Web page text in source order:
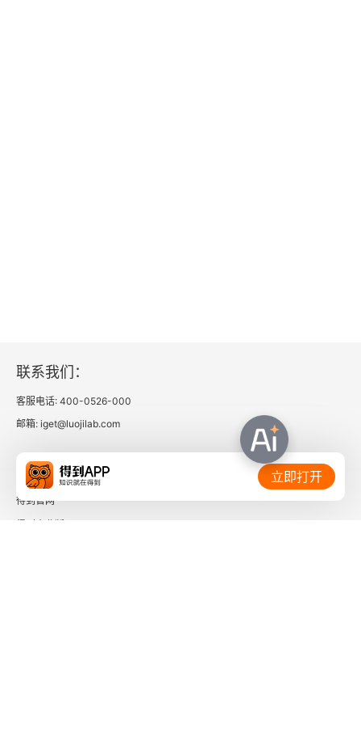
联系我们：
客服电话: 400-0526-000
邮箱: iget@luojilab.com
相关链接：
得到官网
立即打开